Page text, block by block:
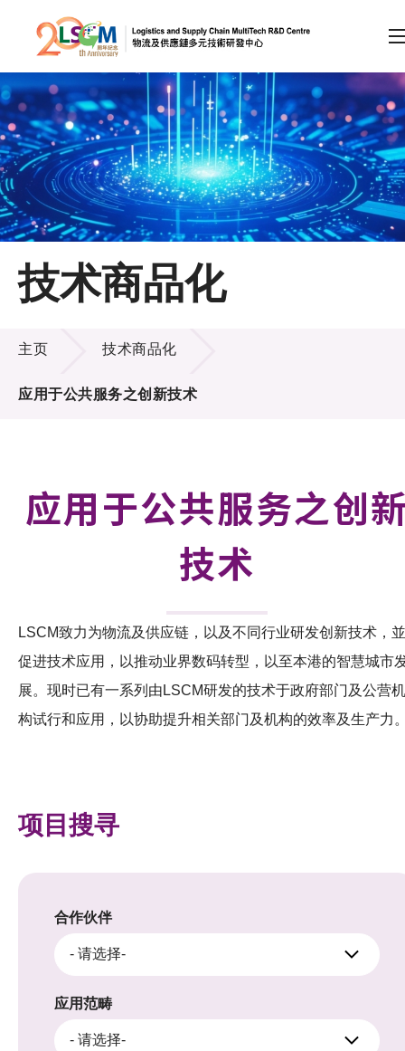
跳到内容（按回车键）
会员登录
A A EN 繁 简
主页
关于LSCM
技术商品化
服务
重点项目
会籍
技术商品化
技术商品化
主页 技术商品化
应用于公共服务之创新技术
应用于公共服务之创
技术
LSCM致力为物流及供应链，以及不同行业研发创新技术，並
促进技术应用，以推动业界数码转型，以至本港的智慧城市
展。现时已有一系列由LSCM研发的技术于政府部门及公营机
构试行和应用，以协助提升相关部门及机构的效率及生产力
项目搜寻
合作伙伴
- 请选择-
应用范畴
- 请选择-